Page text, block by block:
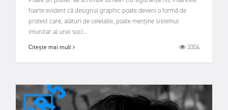
foarte evident că designul graphic poate deveni o formă de
protest care, alături de celelalte, poate menține sistemul
imunitar al unei soci...
Citește mai mult 3304